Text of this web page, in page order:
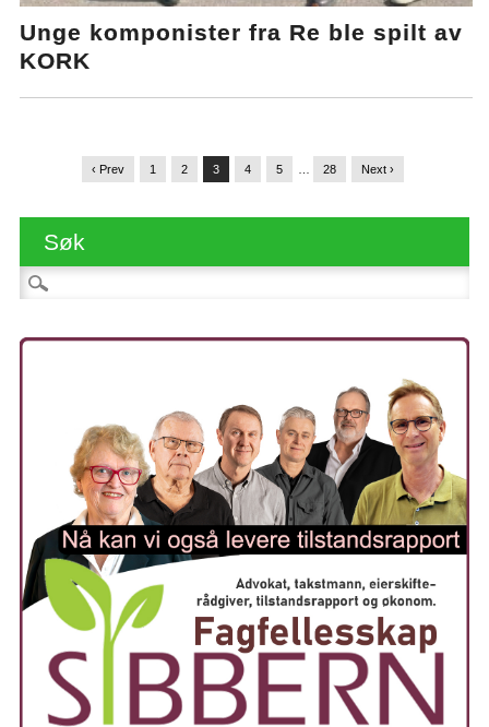
Unge komponister fra Re ble spilt av
KORK
‹ Prev 1 2 3 4 5 28 Next ›
Søk
Søk etter: